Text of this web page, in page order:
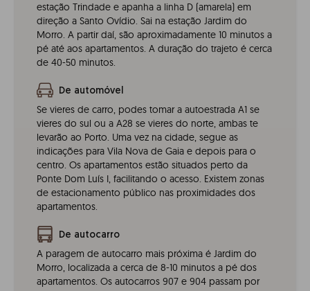
estação Trindade e apanha a linha D (amarela) em
direção a Santo Ovídio. Sai na estação Jardim do
Morro. A partir daí, são aproximadamente 10 minutos a
pé até aos apartamentos. A duração do trajeto é cerca
de 40-50 minutos.
De automóvel
Se vieres de carro, podes tomar a autoestrada A1 se
vieres do sul ou a A28 se vieres do norte, ambas te
levarão ao Porto. Uma vez na cidade, segue as
indicações para Vila Nova de Gaia e depois para o
centro. Os apartamentos estão situados perto da
Ponte Dom Luís I, facilitando o acesso. Existem zonas
de estacionamento público nas proximidades dos
apartamentos.
De autocarro
A paragem de autocarro mais próxima é Jardim do
Morro, localizada a cerca de 8-10 minutos a pé dos
apartamentos. Os autocarros 907 e 904 passam por